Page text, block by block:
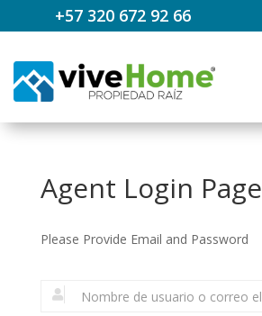
+57 320 672 92 66
Agent Login Page
Please Provide Email and Password